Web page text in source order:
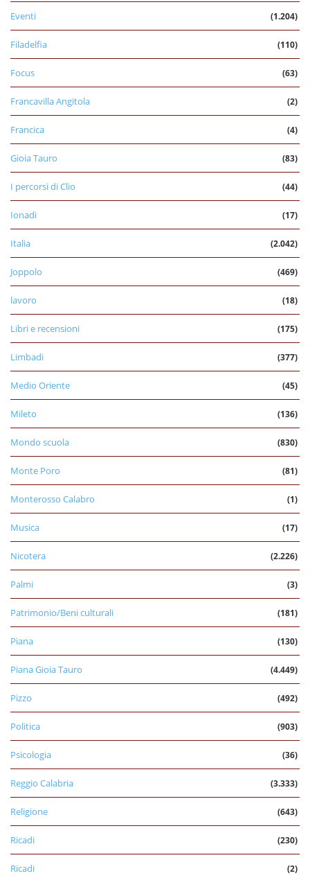
Eventi (1.204)
Filadelfia (110)
Focus (63)
Francavilla Angitola (2)
Francica (4)
Gioia Tauro (83)
I percorsi di Clio (44)
Ionadi (17)
Italia (2.042)
Joppolo (469)
lavoro (18)
Libri e recensioni (175)
Limbadi (377)
Medio Oriente (45)
Mileto (136)
Mondo scuola (830)
Monte Poro (81)
Monterosso Calabro (1)
Musica (17)
Nicotera (2.226)
Palmi (3)
Patrimonio/Beni culturali (181)
Piana (130)
Piana Gioia Tauro (4.449)
Pizzo (492)
Politica (903)
Psicologia (36)
Reggio Calabria (3.333)
Religione (643)
Ricadi (230)
Ricadi (2)